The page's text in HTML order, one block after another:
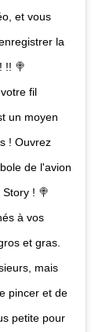
et vous
la
!! 🍭
fil
un moyen
! Ouvrez
de l'avion
! 🍭
à vos
et gras.
mais
pincer et de
petite pour